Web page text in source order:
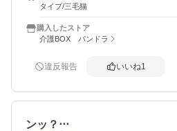
タイプ/三毛猫
購入したストア
介護BOX パンドラ
違反報告 いいね1
ンッ？⋅⋅⋅